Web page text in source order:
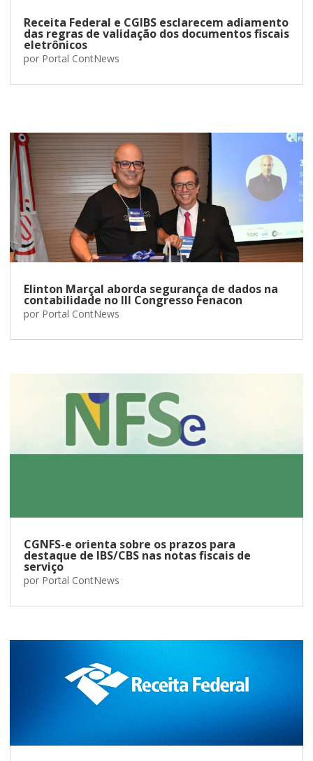
Receita Federal e CGIBS esclarecem adiamento
das regras de validação dos documentos fiscais
eletrônicos
por Portal ContNews
Elinton Marçal aborda segurança de dados na
contabilidade no III Congresso Fenacon
por Portal ContNews
CGNFS-e orienta sobre os prazos para
destaque de IBS/CBS nas notas fiscais de
serviço
por Portal ContNews